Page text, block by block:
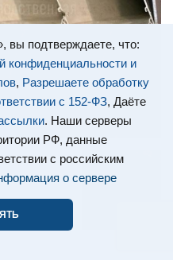
вы подтверждаете, что:
конфиденциальности и
, Разрешаете обработку
с 152-ФЗ, Даёте
. Наши серверы
РФ, данные
с российским
о сервере